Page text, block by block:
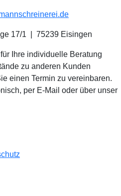
17/1 75239 Eisingen
Ihre individuelle Beratung
zu anderen Kunden
einen Termin zu vereinbaren.
per E-Mail oder über unser